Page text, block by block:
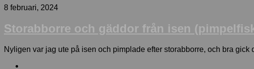
8 februari, 2024
Storabborre och gäddor från isen
Nyligen var jag ute på isen och pimplade efter storabborre, och bra